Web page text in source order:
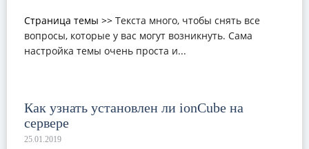
Страница темы >> Текста много, чтобы снять все
вопросы, которые у вас могут возникнуть. Сама
настройка темы очень проста и...
Как узнать установлен ли ionCube на
сервере